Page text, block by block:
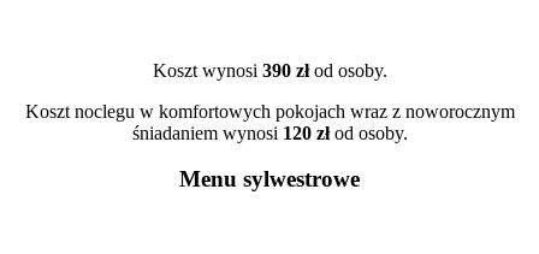
Koszt wynosi 390 złod osoby.
Koszt noclegu w komfortowych pokojach wraz z noworocznym
śniadaniem wynosi 120 złod osoby.
Menu sylwestrowe